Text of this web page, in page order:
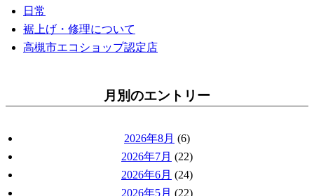
日常
裾上げ・修理について
高槻市エコショップ認定店
月別のエントリー
2026年8月 (6)
2026年7月 (22)
2026年6月 (24)
2026年5月 (22)